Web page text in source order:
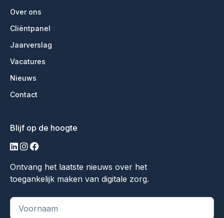
Over ons
Cliëntpanel
Jaarverslag
Vacatures
Nieuws
Contact
Blijf op de hoogte
linkedin
instagram
facebook
Ontvang het laatste nieuws over het
toegankelijk maken van digitale zorg.
"*" geeft vereiste velden aan